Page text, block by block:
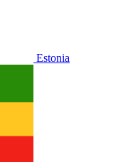
Estonia